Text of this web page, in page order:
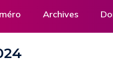
Archives